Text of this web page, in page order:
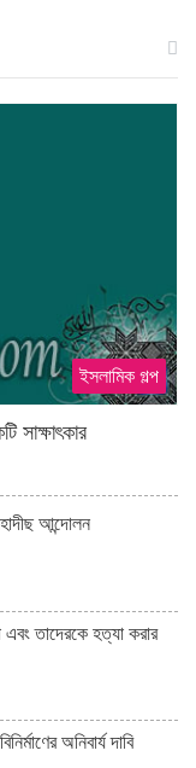
ইসলামিক গল্প
সাক্ষাৎকার
আন্দোলন
তাদেরকে হত্যা করার
অনিবার্য দাবি